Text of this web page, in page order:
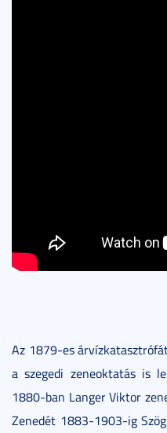
Az 1879-es
a szegedi zeneoktatás is
1880-ban Langer Viktor
Zenedét 1883-1903-ig